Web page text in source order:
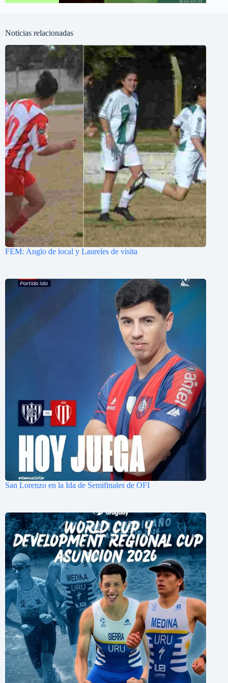
Noticias relacionadas
FEM: Anglo de local y Laureles de visita
San Lorenzo en la Ida de Semifinales de OFI